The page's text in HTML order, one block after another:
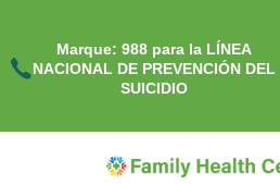
Marque: 988 para la LÍNEA
NACIONAL DE PREVENCIÓN DEL
SUICIDIO